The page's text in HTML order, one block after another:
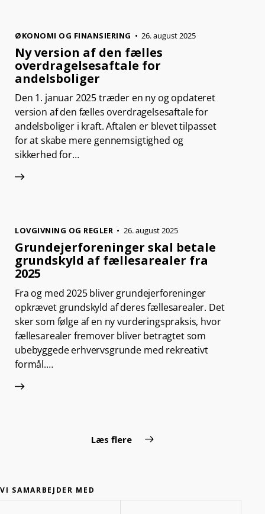
ØKONOMI OG FINANSIERING 26. august 2025
Ny version af den fælles
overdragelsesaftale for
andelsboliger
Den 1. januar 2025 træder en ny og opdateret
version af den fælles overdragelsesaftale for
andelsboliger i kraft. Aftalen er blevet tilpasset
for at skabe mere gennemsigtighed og
sikkerhed for…
LOVGIVNING OG REGLER 26. august 2025
Grundejerforeninger skal betale
grundskyld af fællesarealer fra
2025
Fra og med 2025 bliver grundejerforeninger
opkrævet grundskyld af deres fællesarealer. Det
sker som følge af en ny vurderingspraksis, hvor
fællesarealer fremover bliver betragtet som
ubebyggede erhvervsgrunde med rekreativt
formål.…
Læs flere
VI SAMARBEJDER MED